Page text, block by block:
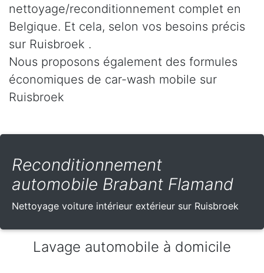
nettoyage/reconditionnement complet en
Belgique. Et cela, selon vos besoins précis
sur Ruisbroek .
Nous proposons également des formules
économiques de car-wash mobile sur
Ruisbroek
Reconditionnement
automobile Brabant Flamand
Nettoyage voiture intérieur extérieur sur Ruisbroek
Lavage automobile à domicile